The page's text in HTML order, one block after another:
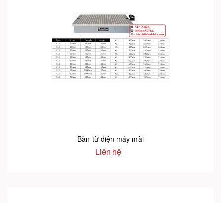
Bàn từ điện máy mài
Liên hệ